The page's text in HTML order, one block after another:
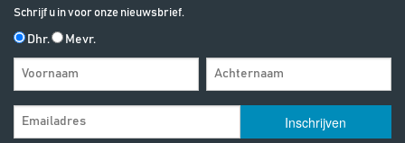
Schrijf u in voor onze nieuwsbrief.
Dhr. Mevr.